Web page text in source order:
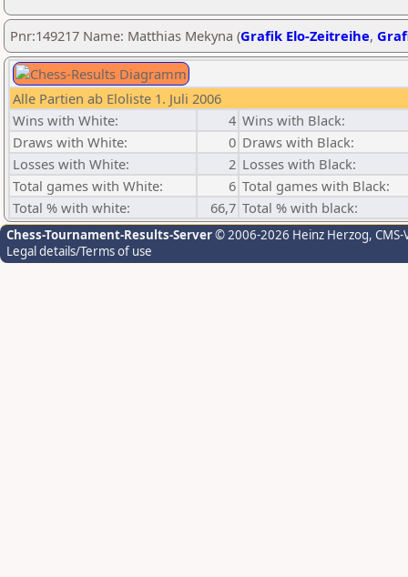
Pnr:149217 Name: Matthias Mekyna (Grafik Elo-Zeitreihe,
Alle Partien ab Eloliste 1. Juli 2006
Wins with White:
4 Wins with Black:
Draws with White:
0 Draws with Black:
Losses with White:
2 Losses with Black:
Total games with White:
6 Total games with Black:
Total % with white:
66,7 Total % with black:
Chess-Tournament-Results-Server© 2006-2026 Heinz Herzog,
Legal details/Terms of use